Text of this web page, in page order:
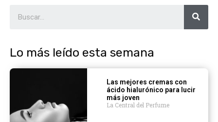
Lo más leído esta semana
Las mejores cremas con
ácido hialurónico para lucir
más joven
La Central del Perfume